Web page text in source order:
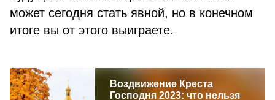
может сегодня стать явной, но в конечном
итоге вы от этого выиграете.
Воздвижение Креста
Господня 2023: что нельзя